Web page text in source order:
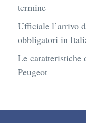
termine
Ufficiale l’arrivo
obbligatori in
Le caratteristiche
Peugeot